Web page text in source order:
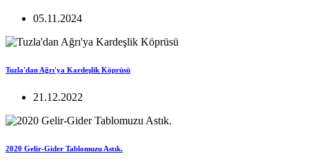
05.11.2024
Tuzla'dan Ağrı'ya Kardeşlik Köprüsü
21.12.2022
2020 Gelir-Gider Tablomuzu Astık.